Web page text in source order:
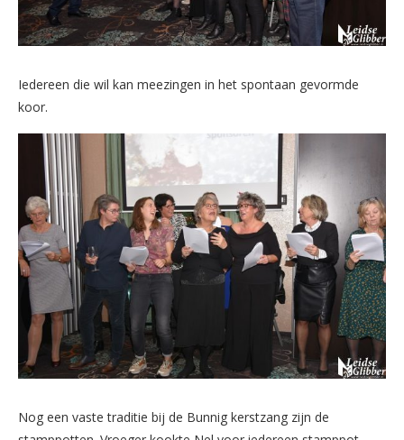
Iedereen die wil kan meezingen in het spontaan gevormde
koor.
Nog een vaste traditie bij de Bunnig kerstzang zijn de